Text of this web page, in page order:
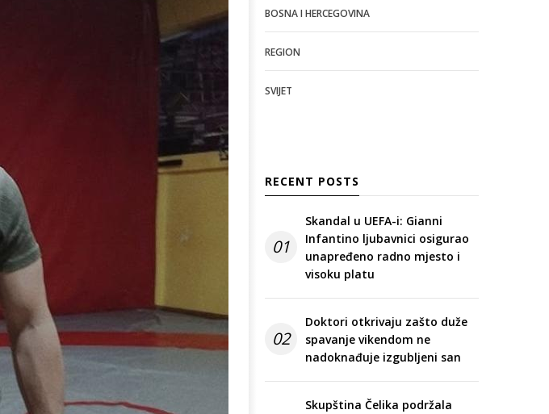
BOSNA I HERCEGOVINA
REGION
SVIJET
RECENT POSTS
01
Skandal u UEFA-i: Gianni
Infantino ljubavnici osigurao
unapređeno radno mjesto i
visoku platu
02
Doktori otkrivaju zašto duže
spavanje vikendom ne
nadoknađuje izgubljeni san
Skupština Čelika podržala